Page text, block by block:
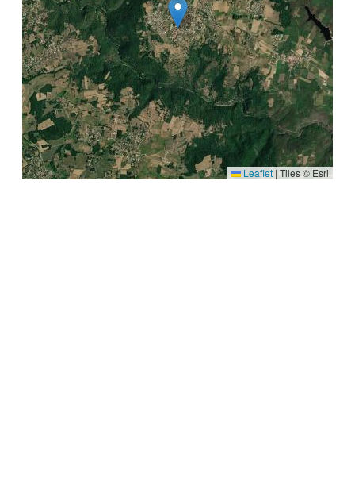
Leaflet | Tiles © Esri